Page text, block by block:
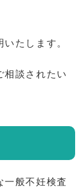
たします。
相談されたい
一般不妊検査